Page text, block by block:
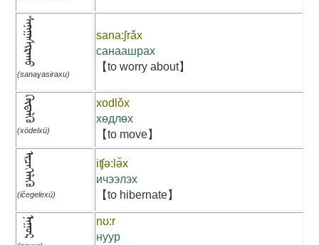
ᠰᠠᠨᠠᠭᠠᠰᠢᠷᠠᠬᠤ
(sanaɣasiraxu)
sana:ʃrǎx
санаашрах
【to worry about】
ᠬᠥᠳᠡᠯᠬᠦ
(xödelxü)
xodlǒx
хөдлөх
【to move】
ᠢᠴᠡᠭᠡᠯᠡᠬᠦ
(ičegelexü)
iʧə:lə̌x
ичээлэх
【to hibernate】
ᠨᠠᠭᠤᠷ
nʊ:r
нуур